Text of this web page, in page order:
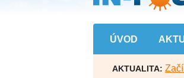
ÚVOD
AKTUALITA: